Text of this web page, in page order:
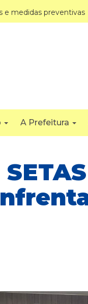
e medidas preventivas
A Prefeitura